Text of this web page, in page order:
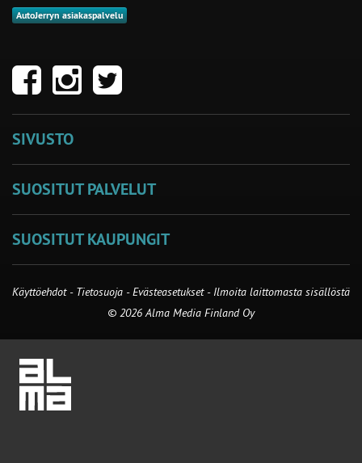
AutoJerryn asiakaspalvelu
SIVUSTO
SUOSITUT PALVELUT
SUOSITUT KAUPUNGIT
Käyttöehdot - Tietosuoja -Evästeasetukset- Ilmoita laittomasta sisällöstä
© 2026 Alma Media Finland Oy